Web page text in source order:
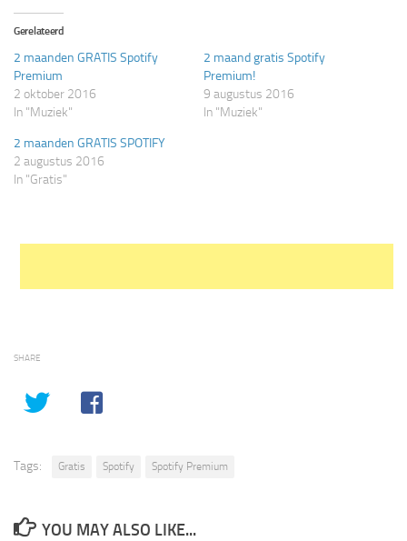
Twitter
(Wordt
in
nieuw
venster
geopend)
nieuw
Gerelateerd
2 maanden GRATIS Spotify
Premium
2 oktober 2016
In "Muziek"
2 maand gratis Spotify
Premium!
9 augustus 2016
In "Muziek"
2 maanden GRATIS SPOTIFY
2 augustus 2016
In "Gratis"
SHARE
Tags: Gratis Spotify Spotify Premium
YOU MAY ALSO LIKE...